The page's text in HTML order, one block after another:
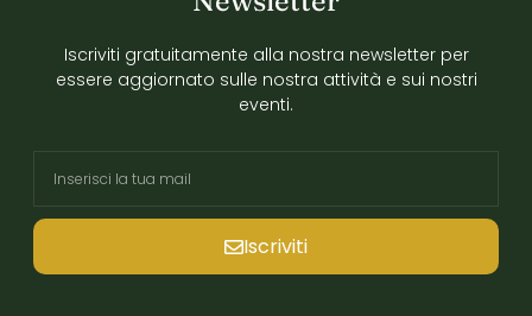
Iscriviti gratuitamente alla nostra newsletter per
essere aggiornato sulle nostra attività e sui nostri
eventi.
Iscriviti